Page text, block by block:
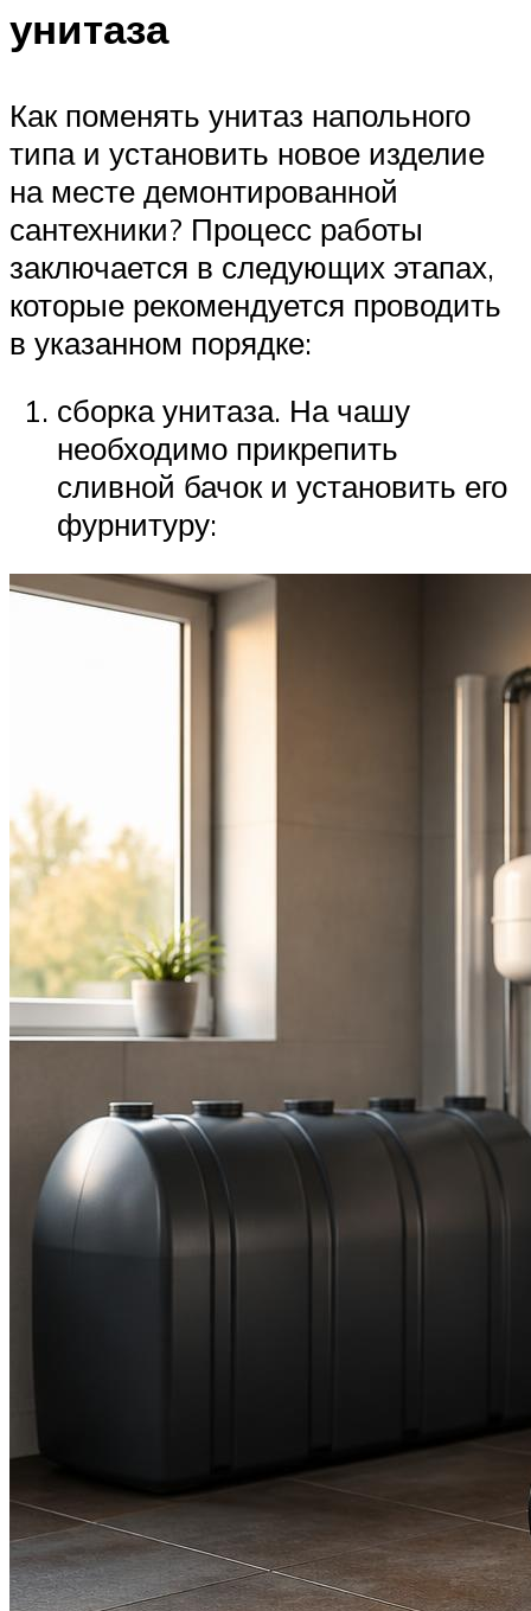
унитаза
Как поменять унитаз напольного
типа и установить новое изделие
на месте демонтированной
сантехники? Процесс работы
заключается в следующих этапах,
которые рекомендуется проводить
в указанном порядке:
сборка унитаза. На чашу
необходимо прикрепить
сливной бачок и установить его
фурнитуру: